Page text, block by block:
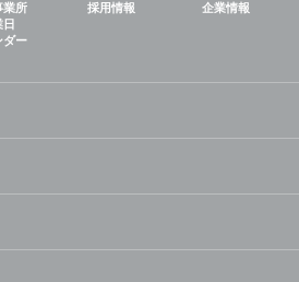
業所
ダー
採用情報 企業情報